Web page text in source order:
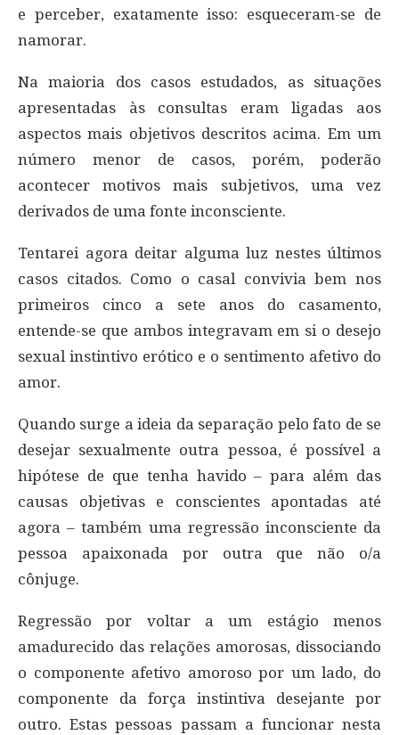
e perceber, exatamente isso: esqueceram-se de
namorar.
Na maioria dos casos estudados, as situações
apresentadas às consultas eram ligadas aos
aspectos mais objetivos descritos acima. Em um
número menor de casos, porém, poderão
acontecer motivos mais subjetivos, uma vez
derivados de uma fonte inconsciente.
Tentarei agora deitar alguma luz nestes últimos
casos citados. Como o casal convivia bem nos
primeiros cinco a sete anos do casamento,
entende-se que ambos integravam em si o desejo
sexual instintivo erótico e o sentimento afetivo do
amor.
Quando surge a ideia da separação pelo fato de se
desejar sexualmente outra pessoa, é possível a
hipótese de que tenha havido – para além das
causas objetivas e conscientes apontadas até
agora – também uma regressão inconsciente da
pessoa apaixonada por outra que não o/a
cônjuge.
Regressão por voltar a um estágio menos
amadurecido das relações amorosas, dissociando
o componente afetivo amoroso por um lado, do
componente da força instintiva desejante por
outro. Estas pessoas passam a funcionar nesta